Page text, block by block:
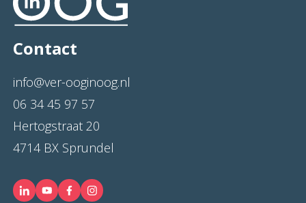
Contact
info@ver-ooginoog.nl
06 34 45 97 57
Hertogstraat 20
4714 BX Sprundel